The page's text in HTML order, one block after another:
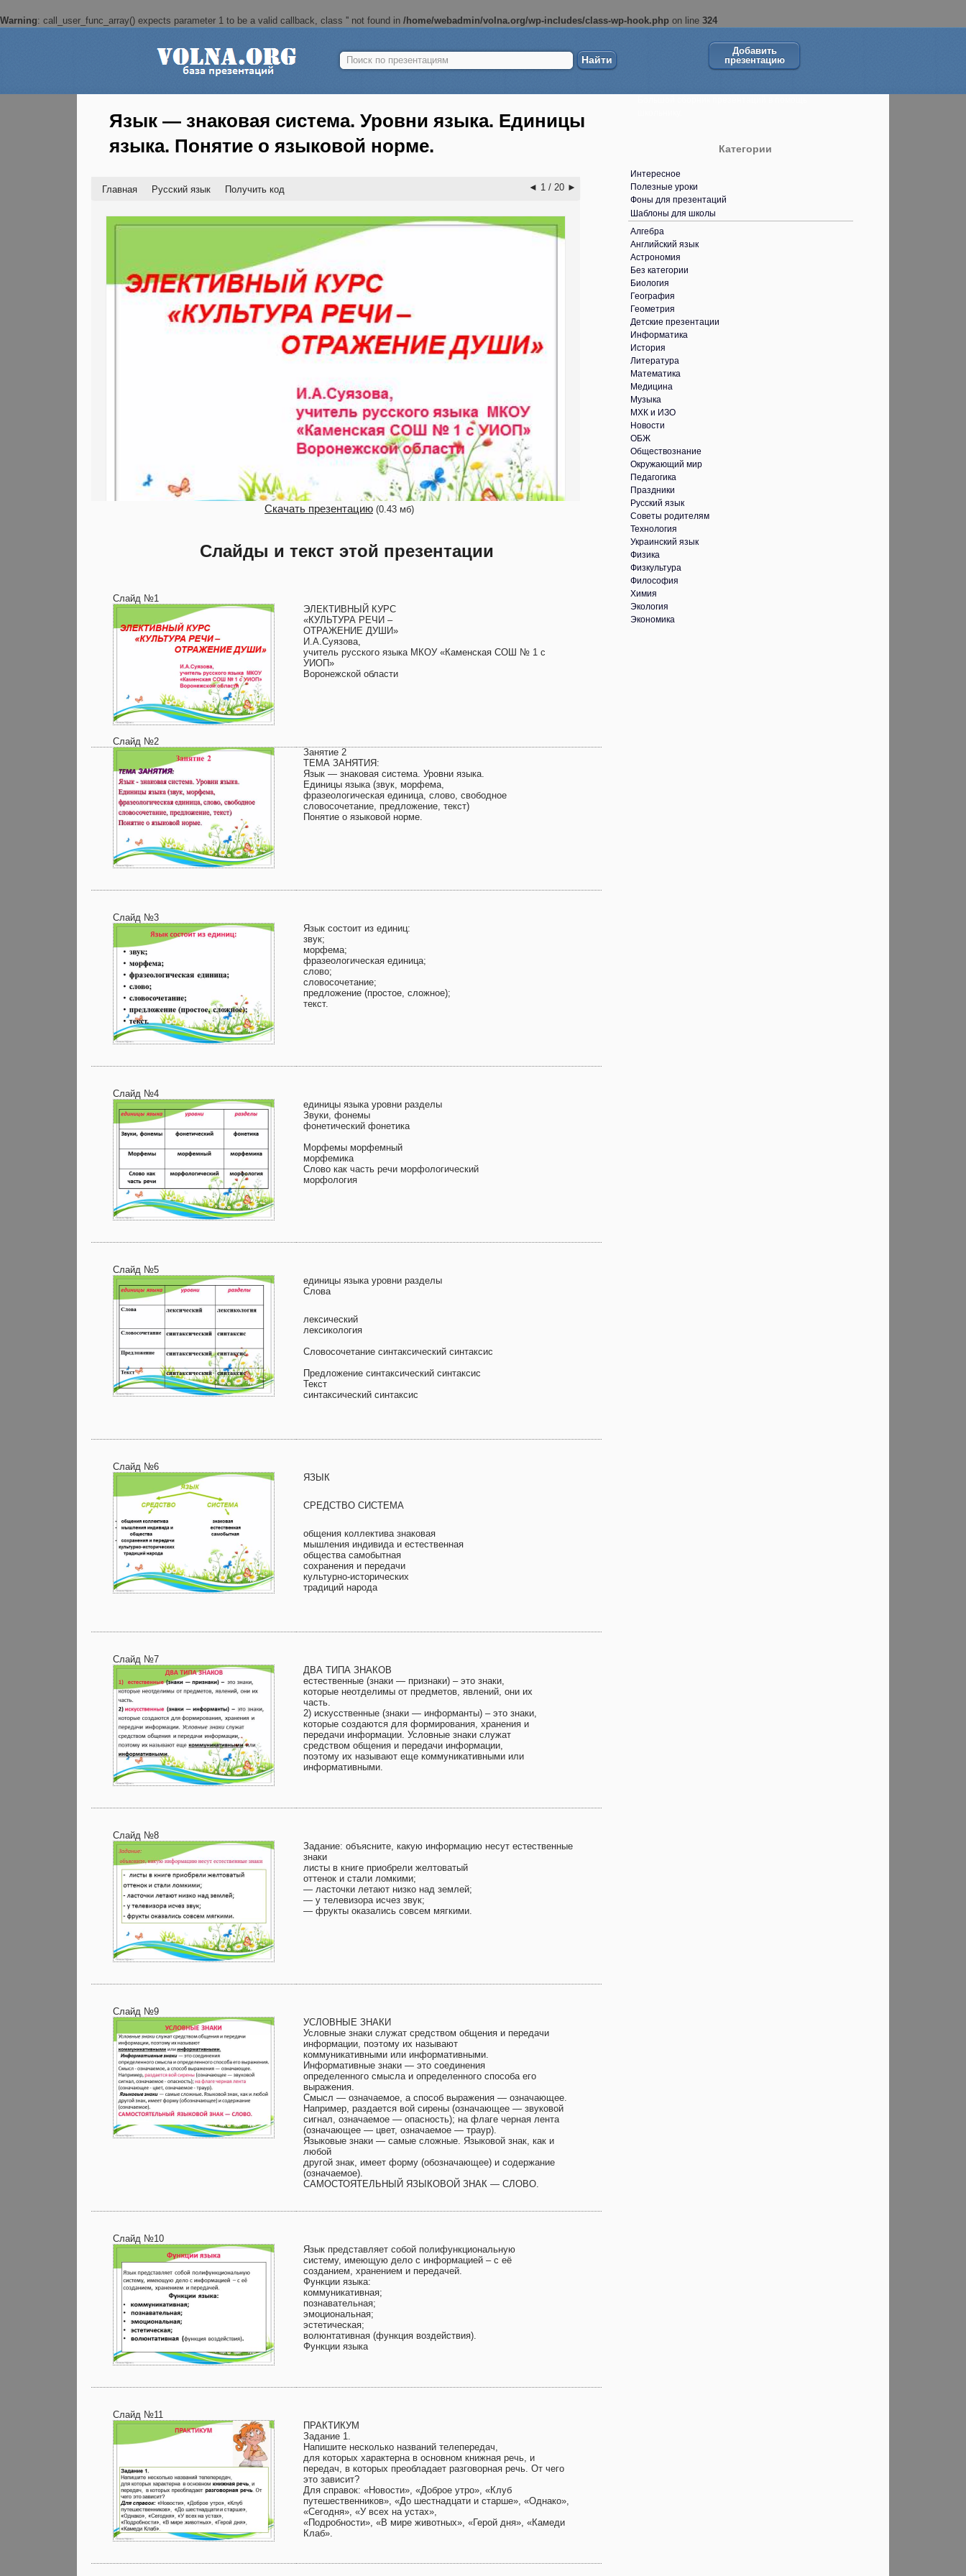
Warning: call_user_func_array() expects parameter 1 to be a valid callback, class '' not found in /home/webadmin/volna.org/wp-includes/class-wp-hook.php on line 324
Найти:
Добавить
презентацию
Язык — знаковая система. Уровни языка. Единицы
языка. Понятие о языковой норме.
Главная Русский язык Получить код ◄ 1 / 20 ►
Скачать презентацию (0.43 мб)
Слайды и текст этой презентации
Слайд №1
ЭЛЕКТИВНЫЙ КУРС
«КУЛЬТУРА РЕЧИ –
ОТРАЖЕНИЕ ДУШИ»
И.А.Суязова,
учитель русского языка МКОУ «Каменская СОШ № 1 с
УИОП»
Воронежской области
Слайд №2
Занятие 2
ТЕМА ЗАНЯТИЯ:
Язык — знаковая система. Уровни языка.
Единицы языка (звук, морфема,
фразеологическая единица, слово, свободное
словосочетание, предложение, текст)
Понятие о языковой норме.
Слайд №3
Язык состоит из единиц:
звук;
морфема;
фразеологическая единица;
слово;
словосочетание;
предложение (простое, сложное);
текст.
Слайд №4
единицы языка уровни разделы
Звуки, фонемы
фонетический фонетика
Морфемы морфемный
морфемика
Слово как часть речи морфологический
морфология
Слайд №5
единицы языка уровни разделы
Слова
лексический
лексикология
Словосочетание синтаксический синтаксис
Предложение синтаксический синтаксис
Текст
синтаксический синтаксис
Слайд №6
ЯЗЫК
СРЕДСТВО СИСТЕМА
общения коллектива знаковая
мышления индивида и естественная
общества самобытная
сохранения и передачи
культурно-исторических
традиций народа
Слайд №7
ДВА ТИПА ЗНАКОВ
естественные (знаки — признаки) – это знаки,
которые неотделимы от предметов, явлений, они их
часть.
2) искусственные (знаки — информанты) – это знаки,
которые создаются для формирования, хранения и
передачи информации. Условные знаки служат
средством общения и передачи информации,
поэтому их называют еще коммуникативными или
информативными.
Слайд №8
Задание: объясните, какую информацию несут естественные
знаки
листы в книге приобрели желтоватый
оттенок и стали ломкими;
— ласточки летают низко над землей;
— у телевизора исчез звук;
— фрукты оказались совсем мягкими.
Слайд №9
УСЛОВНЫЕ ЗНАКИ
Условные знаки служат средством общения и передачи
информации, поэтому их называют
коммуникативными или информативными.
Информативные знаки — это соединения
определенного смысла и определенного способа его
выражения.
Смысл — означаемое, а способ выражения — означающее.
Например, раздается вой сирены (означающее — звуковой
сигнал, означаемое — опасность); на флаге черная лента
(означающее — цвет, означаемое — траур).
Языковые знаки — самые сложные. Языковой знак, как и
любой
другой знак, имеет форму (обозначающее) и содержание
(означаемое).
САМОСТОЯТЕЛЬНЫЙ ЯЗЫКОВОЙ ЗНАК — СЛОВО.
Слайд №10
Язык представляет собой полифункциональную
систему, имеющую дело с информацией – с её
созданием, хранением и передачей.
Функции языка:
коммуникативная;
познавательная;
эмоциональная;
эстетическая;
волюнтативная (функция воздействия).
Функции языка
Слайд №11
ПРАКТИКУМ
Задание 1.
Напишите несколько названий телепередач,
для которых характерна в основном книжная речь, и
передач, в которых преобладает разговорная речь. От чего
это зависит?
Для справок: «Новости», «Доброе утро», «Клуб
путешественников», «До шестнадцати и старше», «Однако»,
«Сегодня», «У всех на устах»,
«Подробности», «В мире животных», «Герой дня», «Камеди
Клаб».
Категории
Интересное
Полезные уроки
Фоны для презентаций
Шаблоны для школы
Алгебра
Английский язык
Астрономия
Без категории
Биология
География
Геометрия
Детские презентации
Информатика
История
Литература
Математика
Медицина
Музыка
МХК и ИЗО
Новости
ОБЖ
Обществознание
Окружающий мир
Педагогика
Праздники
Русский язык
Советы родителям
Технология
Украинский язык
Физика
Физкультура
Философия
Химия
Экология
Экономика